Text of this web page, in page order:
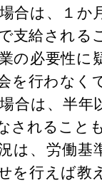
合は、１か
支給される
の必要性に
を行わなく
合は、半年
されること
は、労働基
を行えば教